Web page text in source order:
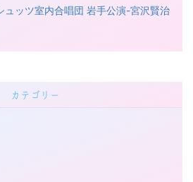
ッツ室内合唱団 岩手公演-宮沢賢治
ームステージ♪(2026/6/26)
6/25)
カテゴリー